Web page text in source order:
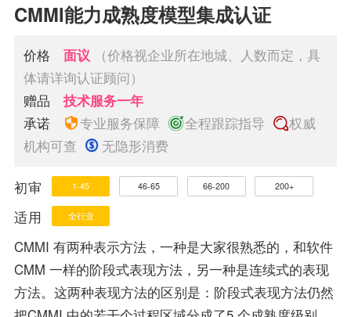
CMMI能力成熟度模型集成认证
价格 面议
（价格视企业所在地城、人数而定，具
体请详询认证顾问）
赠品
技术服务一年
承诺
专业服务保障 全程跟踪指导
权威
机构可查
无隐形消费
初审 1-45 46-65 66-200 200+
适用 全行业
CMMI 有两种表示方法，一种是大家很熟悉的，和软件
CMM 一样的阶段式表现方法，另一种是连续式的表现
方法。这两种表现方法的区别是：阶段式表现方法仍然